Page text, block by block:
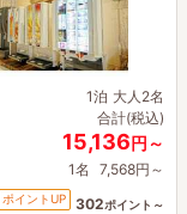
1泊 大人2名
合計(税込)
15,136円～
1名 7,568円～
ポイントUP 302ポイント～